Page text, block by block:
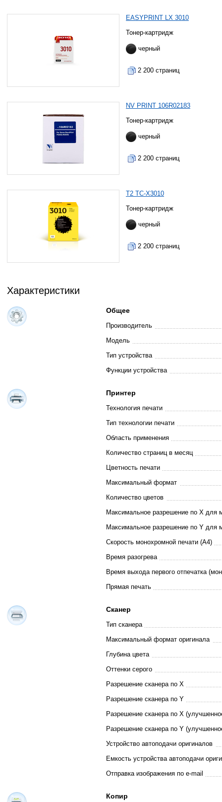
EASYPRINT LX 3010
Тонер-картридж
черный
2 200 страниц
NV PRINT 106R02183
Тонер-картридж
черный
2 200 страниц
T2 TC-X3010
Тонер-картридж
черный
2 200 страниц
Характеристики
Общее
Производитель
Модель
Тип устройства
Функции устройства
Принтер
Технология печати
Тип технологии печати
Область применения
Количество страниц в месяц
Цветность печати
Максимальный формат
Количество цветов
Максимальное разрешение по X для
Максимальное разрешение по Y для
Скорость монохромной печати (A4)
Время разогрева
Время выхода первого отпечатка
Прямая печать
Сканер
Тип сканера
Максимальный формат оригинала
Глубина цвета
Оттенки серого
Разрешение сканера по Х
Разрешение сканера по Y
Разрешение сканера по Х
Разрешение сканера по Y
Устройство автоподачи оригиналов
Емкость устройства автоподачи
Отправка изображения по e-mail
Копир